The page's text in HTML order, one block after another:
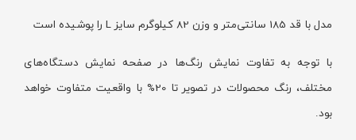
مدل با قد 185 سانتی‌متر و وزن 82 کیلوگرم سایز L را پوشیده است
با توجه به تفاوت نمایش رنگ‌ها در صفحه نمایش دستگاه‌های
مختلف، رنگ محصولات در تصویر تا 20% با واقعیت متفاوت خواهد
بود.